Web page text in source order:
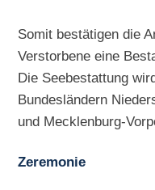
Somit bestätigen die
Verstorbene eine
Die Seebestattung
Bundesländern
und Mecklenburg-
Zeremonie